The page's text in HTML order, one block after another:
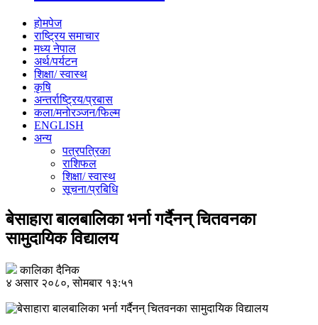
होमपेज
राष्ट्रिय समाचार
मध्य नेपाल
अर्थ/पर्यटन
शिक्षा/ स्वास्थ
कृषि
अन्तर्राष्ट्रिय/प्रबास
कला/मनोरञ्जन/फिल्म
ENGLISH
अन्य
पत्रपत्रिका
राशिफल
शिक्षा/ स्वास्थ
सूचना/प्रबिधि
बेसाहारा बालबालिका भर्ना गर्दैनन् चितवनका
सामुदायिक विद्यालय
कालिका दैनिक
४ असार २०८०, सोमबार १३:५१